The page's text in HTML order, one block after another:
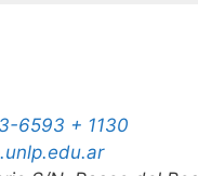
6593 + 1130